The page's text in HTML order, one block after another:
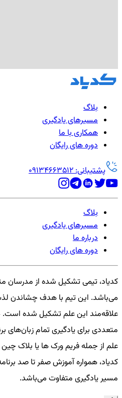
بلاگ
مسیرهای یادگیری
همکاری با ما
دوره های رایگان
پشتیبانی: 09134663512
بلاگ
مسیرهای یادگیری
درباره ما
دوره های رایگان
کدیاد، تیمی تشکیل شده از مدرسان
می‌باشد. این تیم با هدف چشاندن
علاقه‌مند این علم تشکیل شده است.
متعددی برای یادگیری تمام زبان‌های
علم از جمله فریم ورک ها یا بلاک
کدیاد، همواره آموزش صفر تا صد
مسیر یادگیری متفاوت می‌باشد.